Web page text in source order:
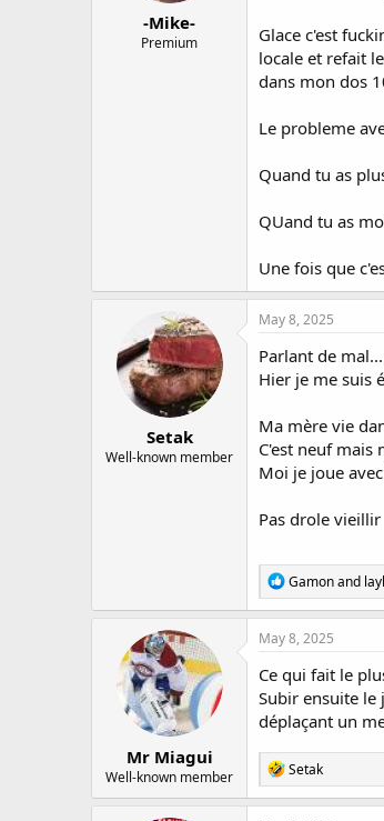
-Mike-
Premium
Glace c'est
locale et refait
dans mon dos
Le probleme
Quand tu as
QUand tu as
Une fois que
Setak
Well-known member
May 8, 2025
Parlant de
Hier je me suis
Ma mère vie
C'est neuf mais
Moi je joue
Pas drole vieillir
R
e
a
c
i
o
n
s
Gamonand
Mr Miagui
Well-known member
May 8, 2025
Ce qui fait le
Subir ensuite le
déplaçant un
R
e
a
Setak